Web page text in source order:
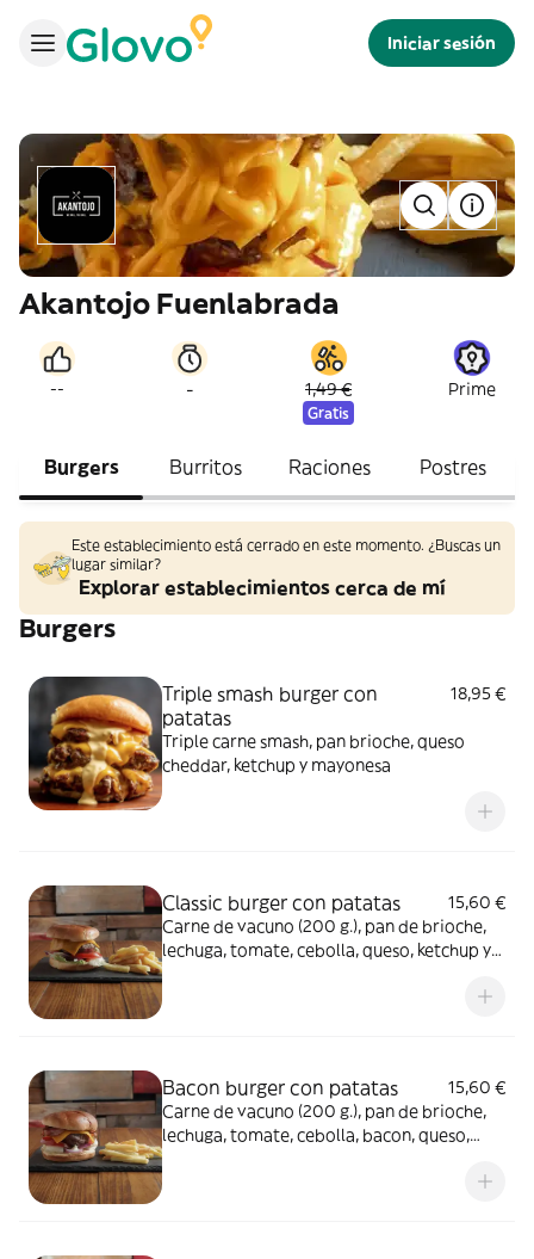
Iniciar sesión
Akantojo Fuenlabrada
-- - 1,49 €
Gratis
Prime
Burgers Burritos Raciones Postres
Este establecimiento está cerrado en este momento. ¿Buscas un
lugar similar?
Explorar establecimientos cerca de mí
Burgers
Triple smash burger con
patatas
18,95 €
Triple carne smash, pan brioche, queso
cheddar, ketchup y mayonesa
Classic burger con patatas
15,60 €
Carne de vacuno (200 g.), pan de brioche,
lechuga, tomate, cebolla, queso, ketchup y
Bacon burger con patatas
15,60 €
Carne de vacuno (200 g.), pan de brioche,
lechuga, tomate, cebolla, bacon, queso,